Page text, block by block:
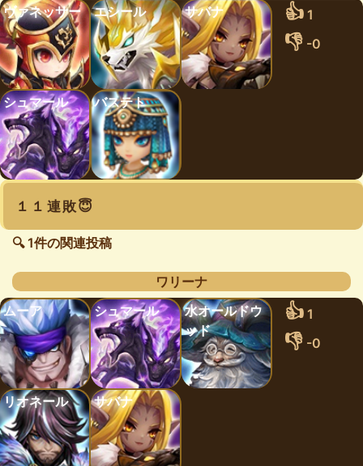
ヴァネッサー
エシール サバナ 👍 1
👎 -0
シュマール バステト
１１連敗😇
🔍 1件の関連投稿
ワリーナ
ムーア
シュマール
水オールドウ
ッド
👍 1
👎 -0
リオネール サバナ